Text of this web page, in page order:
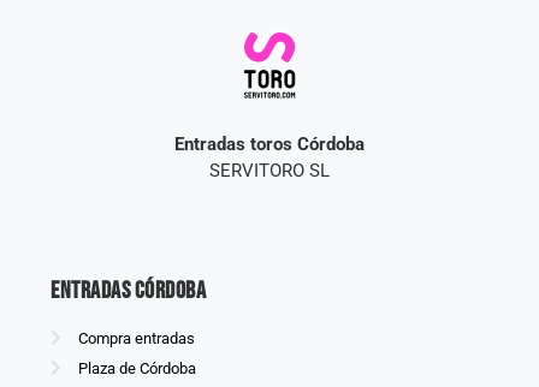
Entradas toros Córdoba
SERVITORO SL
Entradas Córdoba
Compra entradas
Plaza de Córdoba